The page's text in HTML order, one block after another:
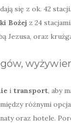
się z ok. 42
Bożej z 24
Jezusa, oraz
i transport, aby
różnymi
oraz hotele.